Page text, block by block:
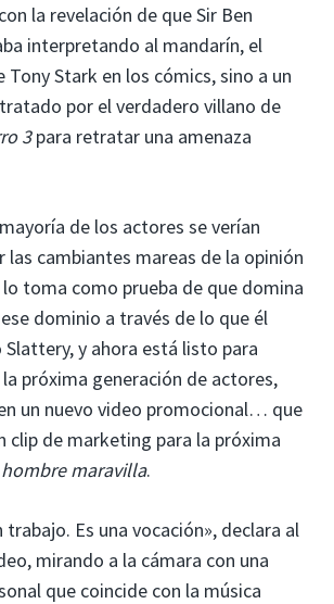
la revelación de que Sir Ben
interpretando al mandarín, el
Tony Stark en los cómics, sino a un
por el verdadero villano de
3para retratar una amenaza
de los actores se verían
las cambiantes mareas de la opinión
toma como prueba de que domina
dominio a través de lo que él
y ahora está listo para
próxima generación de actores,
un nuevo video promocional… que
clip de marketing para la próxima
hombre maravilla.
trabajo. Es una vocación», declara al
mirando a la cámara con una
que coincide con la música